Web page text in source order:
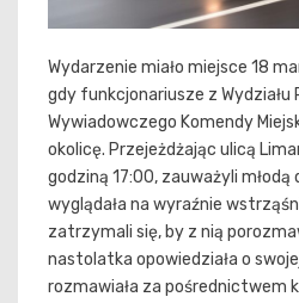
Wydarzenie miało miejsce 18
gdy funkcjonariusze z
Wywiadowczego Komendy
okolicę. Przejeżdżając ulicą
godziną 17:00, zauważyli
wyglądała na wyraźnie
zatrzymali się, by z nią
nastolatka opowiedziała o
rozmawiała za pośrednictwem